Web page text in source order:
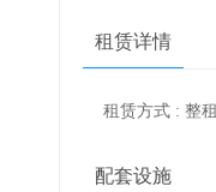
租赁详情
租赁方式 : 整租
配套设施